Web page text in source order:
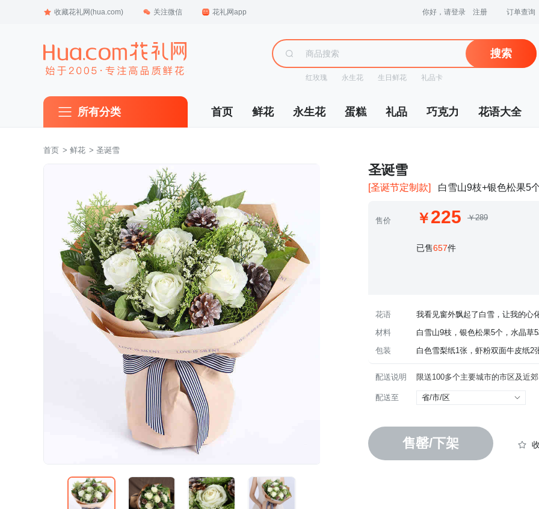
收藏花礼网(hua.com) 关注微信 花礼网app 你好，请登录 注册 订单查询
搜索
红玫瑰 永生花 生日鲜花 礼品卡
所有分类 首页 鲜花 永生花 蛋糕 礼品 巧克力 花语大全
首页 > 鲜花 > 圣诞雪
圣诞雪
[圣诞节定制款] 白雪山9枝+银色松果5
售价 225 ￥289
已售657件
花语
我看见窗外飘起了白雪，让我的心
材料
白雪山9枝，银色松果5个，水晶草
包装
白色雪梨纸1张，虾粉双面牛皮纸2
配送说明
配送至 省/市/区
售罄/下架